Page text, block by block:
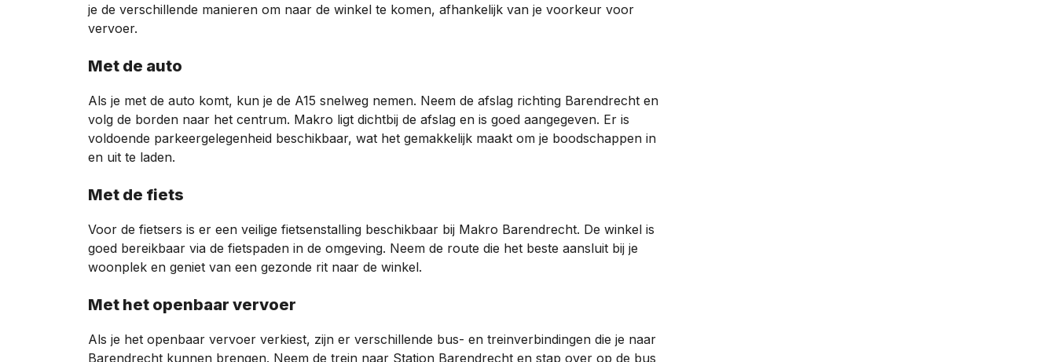
je de verschillende manieren om naar de winkel te komen, afhankelijk van je voorkeur voor
vervoer.
Met de auto
Als je met de auto komt, kun je de A15 snelweg nemen. Neem de afslag richting Barendrecht en
volg de borden naar het centrum. Makro ligt dichtbij de afslag en is goed aangegeven. Er is
voldoende parkeergelegenheid beschikbaar, wat het gemakkelijk maakt om je boodschappen in
en uit te laden.
Met de fiets
Voor de fietsers is er een veilige fietsenstalling beschikbaar bij Makro Barendrecht. De winkel is
goed bereikbaar via de fietspaden in de omgeving. Neem de route die het beste aansluit bij je
woonplek en geniet van een gezonde rit naar de winkel.
Met het openbaar vervoer
Als je het openbaar vervoer verkiest, zijn er verschillende bus- en treinverbindingen die je naar
Barendrecht kunnen brengen. Neem de trein naar Station Barendrecht en stap over op de bus